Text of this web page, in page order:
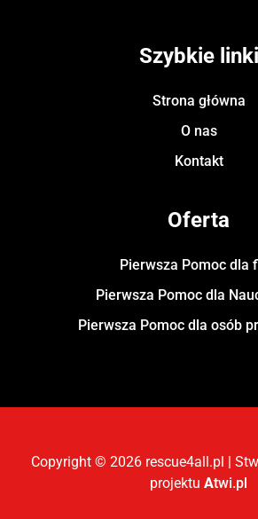
Szybkie linki
Strona główna
O nas
Kontakt
Oferta
Pierwsza Pomoc dla
Pierwsza Pomoc dla
Pierwsza Pomoc dla osób
Copyright © 2026 rescue4all.pl |
projektu Atwi.pl